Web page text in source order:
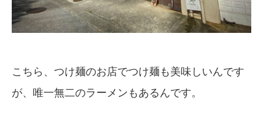
こちら、つけ麺のお店でつけ麺も美味しいんです
が、唯一無二のラーメンもあるんです。